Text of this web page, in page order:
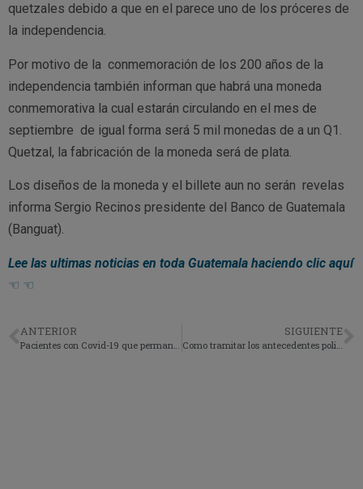
quetzales debido a que en el parece uno de los próceres de
la independencia.
Por motivo de la conmemoración de los 200 años de la
independencia también informan que habrá una moneda
conmemorativa la cual estarán circulando en el mes de
septiembre de igual forma será 5 mil monedas de a un Q1.
Quetzal, la fabricación de la moneda será de plata.
Los diseños de la moneda y el billete aun no serán revelas
informa Sergio Recinos presidente del Banco de Guatemala
(Banguat).
Lee las ultimas noticias en toda Guatemala haciendo clic aquí
☜ ☜
ANTERIOR SIGUIENTE